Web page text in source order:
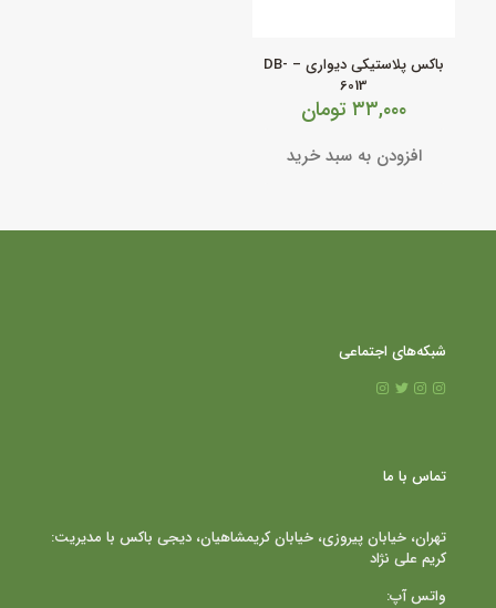
باکس پلاستیکی دیواری – DB-
6013
۳۳,۰۰۰ تومان
افزودن به سبد خرید
شبکه‌های اجتماعی
تماس با ما
تهران، خیابان پیروزی، خیابان کریمشاهیان، دیجی باکس با مدیریت:
کریم علی نژاد
واتس آپ: